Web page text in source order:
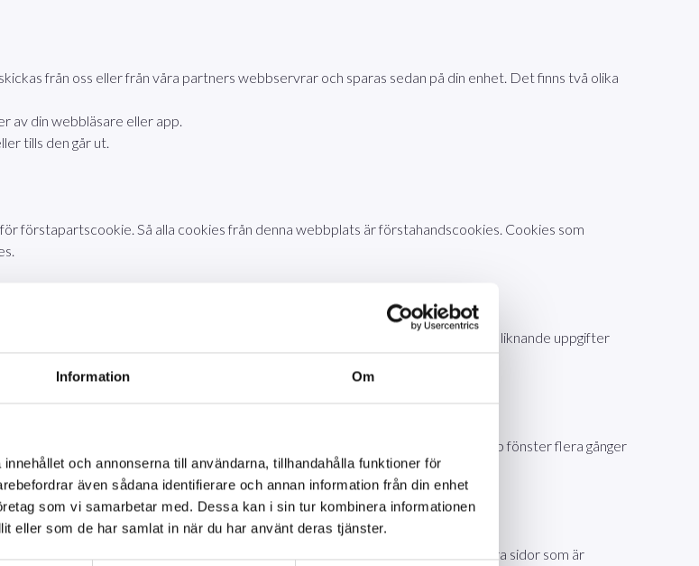
Information Om
och annonserna till användarna, tillhandahålla funktioner för
även sådana identifierare och annan information från din enhet
som vi samarbetar med. Dessa kan i sin tur kombinera informationen
eller som de har samlat in när du har använt deras tjänster.
från oss eller från våra partners webbservrar och sparas sedan på din enhet. Det finns två olika
av din webbläsare eller app.
tills den går ut.
förstapartscookie. Så alla cookies från denna webbplats är förstahandscookies. Cookies som
av cookies, men även för att kunna förbättra den. Vi sparar inga IP-nummer eller liknande uppgifter
upplevelse av vår webbplats för dig. Detta kan vara att du slipper se ett pop-up fönster flera gånger
med hjälp av cookies. Detta kan vara information som berättar vilka av våra sidor som är